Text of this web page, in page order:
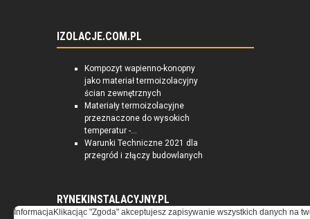
IZOLACJE.COM.PL
Kompozyt wapienno-konopny
jako materiał termoizolacyjny
ścian zewnętrznych
Materiały termoizolacyjne
przeznaczone do wysokich
temperatur -...
Warunki Techniczne 2021 dla
przegród i złączy budowlanych
RYNEKINSTALACYJNY.PL
InformacjaKlikacjąc "Zgoda" akceptujesz zapisywanie wszystkich danych na